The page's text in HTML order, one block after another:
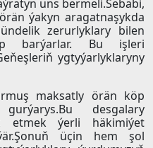
üns bermeli.Sebäbi,
ýakyn aragatnaşykda
zerurlyklary bilen
barýarlar. Bu işleri
ygtyýarlyklaryny
maksatly örän köp
desgalary
etmek ýerli häkimiýet
üçin hem şol